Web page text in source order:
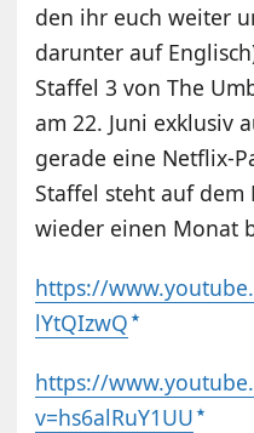
den ihr euch weiter
darunter auf
Staffel 3 von The
am 22. Juni exklusiv
gerade eine Netflix-
Staffel steht auf dem
wieder einen Monat
https://
lYtQIzwQ
https://
v=hs6alRuY1UU